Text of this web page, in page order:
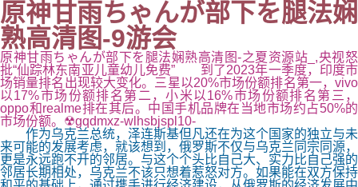
原神甘雨ちゃんが部下を腿法娴
熟高清图-9游会
原神甘雨ちゃんが部下を腿法娴熟高清图-之夏资源站_,央视怒
批“仙踪林东南亚儿童幼儿免费” 到了2023年一季度，印度市
场销量排名出现较大变化。三星以20%市场份额排名第一，vivo
以17%市场份额排名第二，小米以16%市场份额排名第三，
oppo和realme排在其后。中国手机品牌在当地市场约占50%的
市场份额。☢gqdmxz-wlhsbjspl10-
作为乌克兰总统，泽连斯基但凡还在为这个国家的独立与未
来可能的发展考虑，就该想到，俄罗斯不仅与乌克兰同宗同源，
更是永远跑不开的邻居。与这个个头比自己大、实力比自己强的
邻居长期相处，乌克兰不该只想着惹怒对方。如果能在双方保持